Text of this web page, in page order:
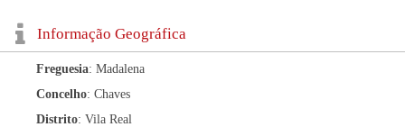
Informação Geográfica
Freguesia: Madalena
Concelho: Chaves
Distrito: Vila Real